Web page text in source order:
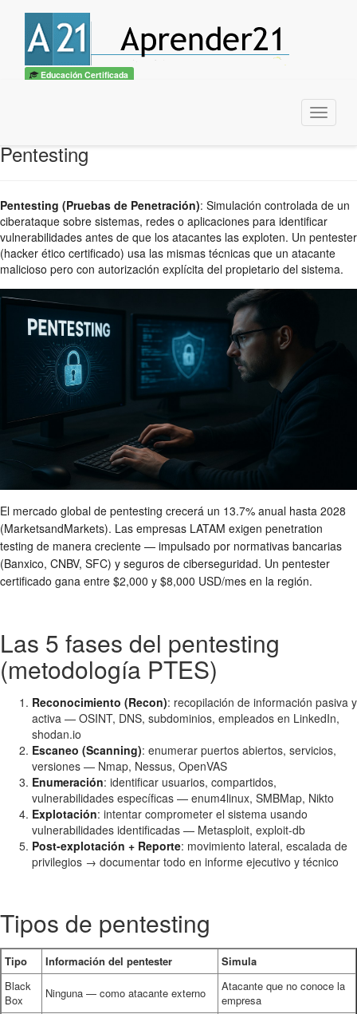
Educación Certificada
Menu
Pentesting
Pentesting (Pruebas de Penetración): Simulación controlada de un
ciberataque sobre sistemas, redes o aplicaciones para identificar
vulnerabilidades antes de que los atacantes las exploten. Un pentester
(hacker ético certificado) usa las mismas técnicas que un atacante
malicioso pero con autorización explícita del propietario del sistema.
El mercado global de pentesting crecerá un 13.7% anual hasta 2028
(MarketsandMarkets). Las empresas LATAM exigen penetration
testing de manera creciente — impulsado por normativas bancarias
(Banxico, CNBV, SFC) y seguros de ciberseguridad. Un pentester
certificado gana entre $2,000 y $8,000 USD/mes en la región.
Las 5 fases del pentesting
(metodología PTES)
Reconocimiento (Recon): recopilación de información pasiva y
activa — OSINT, DNS, subdominios, empleados en LinkedIn,
shodan.io
Escaneo (Scanning): enumerar puertos abiertos, servicios,
versiones — Nmap, Nessus, OpenVAS
Enumeración: identificar usuarios, compartidos,
vulnerabilidades específicas — enum4linux, SMBMap, Nikto
Explotación: intentar comprometer el sistema usando
vulnerabilidades identificadas — Metasploit, exploit-db
Post-explotación + Reporte: movimiento lateral, escalada de
privilegios → documentar todo en informe ejecutivo y técnico
Tipos de pentesting
Tipo Información del pentester
Simula
Black
Box
Ninguna — como atacante externo
Atacante que no conoce la
empresa